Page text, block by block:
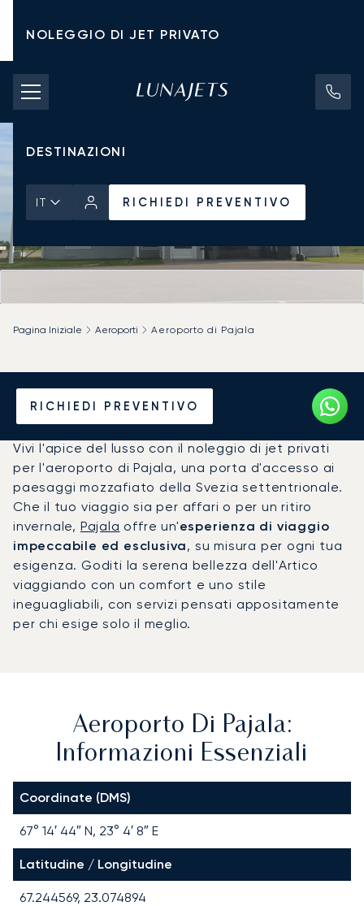
NOLEGGIO DI JET PRIVATO
TARIFFE DI NOLEGGIO
JET PRIVATI
DESTINAZIONI
IT RICHIEDI PREVENTIVO
RICHIEDI PREVENTIVO
Pagina Iniziale Aeroporti Aeroporto di Pajala
Noleggio jet privato per
l'Aeroporto di Pajala (PJA)
Vivi l'apice del lusso con il noleggio di jet privati
per l'aeroporto di Pajala, una porta d'accesso ai
paesaggi mozzafiato della Svezia settentrionale.
Che il tuo viaggio sia per affari o per un ritiro
invernale, Pajala offre un'esperienza di viaggio
impeccabile ed esclusiva, su misura per ogni tua
esigenza. Goditi la serena bellezza dell'Artico
viaggiando con un comfort e uno stile
ineguagliabili, con servizi pensati appositamente
per chi esige solo il meglio.
Aeroporto Di Pajala:
Informazioni Essenziali
Coordinate (DMS)
67° 14′ 44″ N, 23° 4′ 8″ E
Latitudine / Longitudine
67.244569, 23.074894